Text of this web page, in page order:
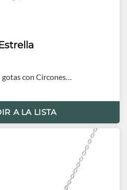
con Circones
A LA LISTA